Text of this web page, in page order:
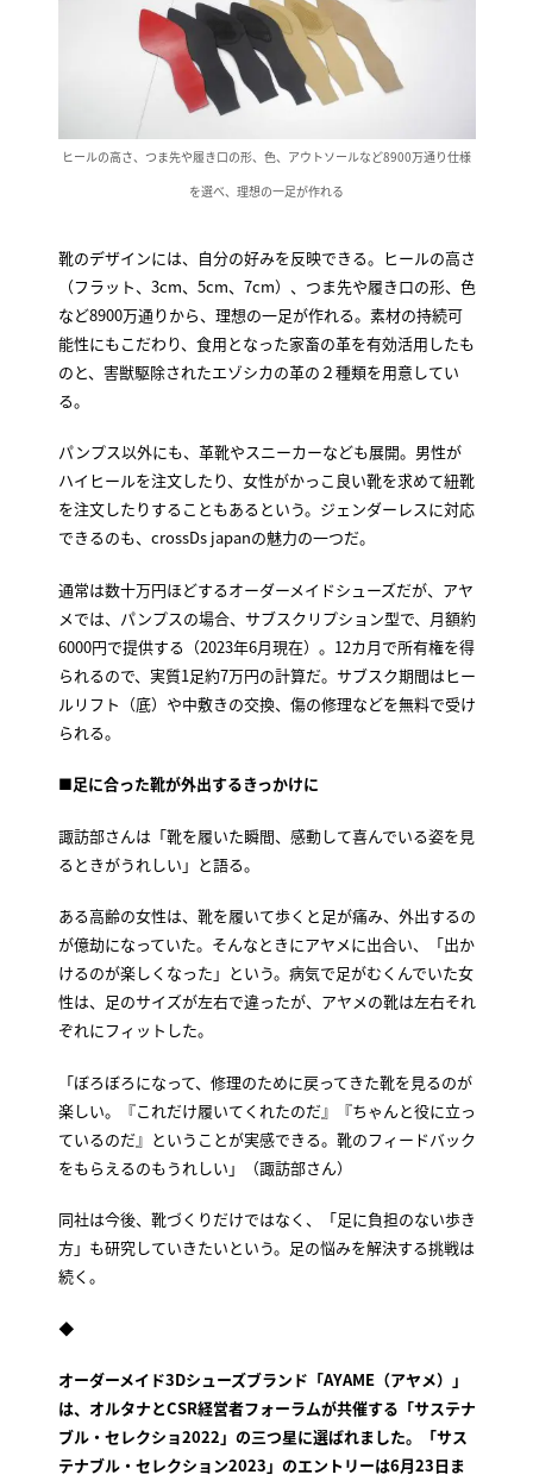
ヒールの高さ、つま先や履き口の形、色、アウトソールなど8900万通り仕様
を選べ、理想の一足が作れる
靴のデザインには、自分の好みを反映できる。ヒールの高さ
（フラット、3cm、5cm、7cm）、つま先や履き口の形、色
など8900万通りから、理想の一足が作れる。素材の持続可
能性にもこだわり、食用となった家畜の革を有効活用したも
のと、害獣駆除されたエゾシカの革の２種類を用意してい
る。
パンプス以外にも、革靴やスニーカーなども展開。男性が
ハイヒールを注文したり、女性がかっこ良い靴を求めて紐靴
を注文したりすることもあるという。ジェンダーレスに対応
できるのも、crossDs japanの魅力の一つだ。
通常は数十万円ほどするオーダーメイドシューズだが、アヤ
メでは、パンプスの場合、サブスクリプション型で、月額約
6000円で提供する（2023年6月現在）。12カ月で所有権を得
られるので、実質1足約7万円の計算だ。サブスク期間はヒー
ルリフト（底）や中敷きの交換、傷の修理などを無料で受け
られる。
■足に合った靴が外出するきっかけに
諏訪部さんは「靴を履いた瞬間、感動して喜んでいる姿を見
るときがうれしい」と語る。
ある高齢の女性は、靴を履いて歩くと足が痛み、外出するの
が億劫になっていた。そんなときにアヤメに出合い、「出か
けるのが楽しくなった」という。病気で足がむくんでいた女
性は、足のサイズが左右で違ったが、アヤメの靴は左右それ
ぞれにフィットした。
「ぼろぼろになって、修理のために戻ってきた靴を見るのが
楽しい。『これだけ履いてくれたのだ』『ちゃんと役に立っ
ているのだ』ということが実感できる。靴のフィードバック
をもらえるのもうれしい」（諏訪部さん）
同社は今後、靴づくりだけではなく、「足に負担のない歩き
方」も研究していきたいという。足の悩みを解決する挑戦は
続く。
◆
オーダーメイド3Dシューズブランド「AYAME（アヤメ）」
は、オルタナとCSR経営者フォーラムが共催する「サステナ
ブル・セレクショ2022」の三つ星に選ばれました。「サス
テナブル・セレクション2023」のエントリーは6月23日ま